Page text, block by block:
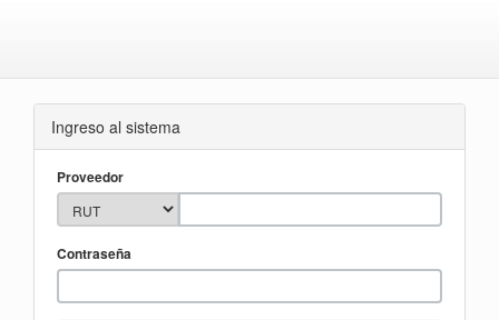
Ingreso al sistema
Proveedor
Contraseña